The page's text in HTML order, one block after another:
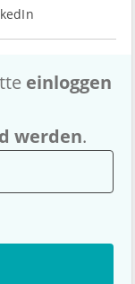
einloggen
werden.